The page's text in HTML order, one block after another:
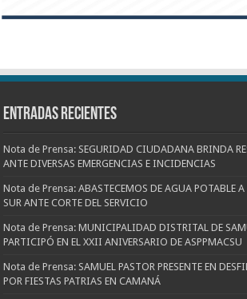
Entradas recientes
Nota de Prensa: SEGURIDAD CIUDADANA BRINDA
ANTE DIVERSAS EMERGENCIAS E INCIDENCIAS
Nota de Prensa: ABASTECEMOS DE AGUA POTABLE
SUR ANTE CORTE DEL SERVICIO
Nota de Prensa: MUNICIPALIDAD DISTRITAL DE
PARTICIPÓ EN EL XXII ANIVERSARIO DE ASPPMACSU
Nota de Prensa: SAMUEL PASTOR PRESENTE EN
POR FIESTAS PATRIAS EN CAMANÁ